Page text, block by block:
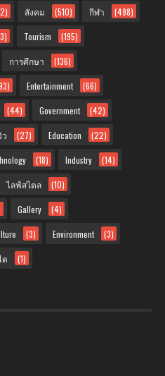
สังคม (510) กีฬา (498)
Tourism (195)
การศึกษา (136)
Entertainment (66)
(44) Government (42)
ว (27) Education (22)
(18) Industry (14)
ไลฟ์สไตล (10)
Gallery (4)
(3) Environment (3)
ต (1)